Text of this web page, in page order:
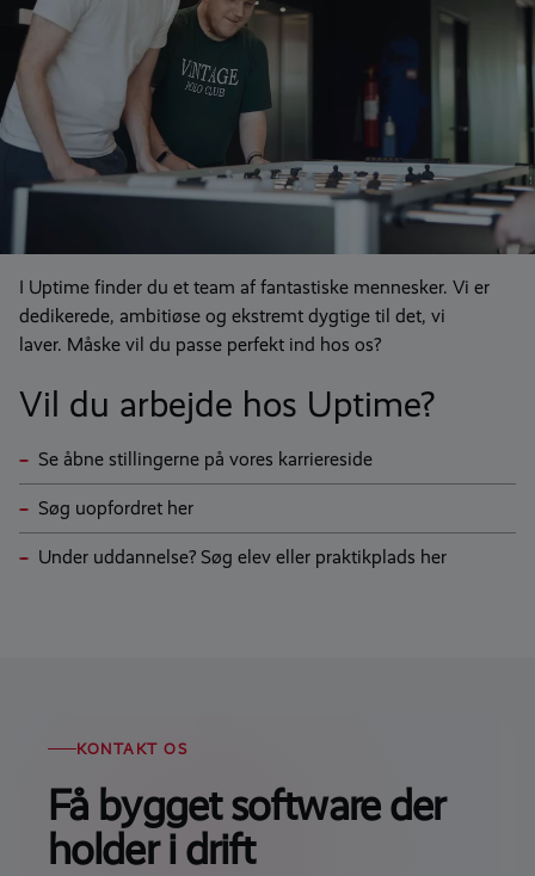
I Uptime finder du et team af fantastiske mennesker. Vi er
dedikerede, ambitiøse og ekstremt dygtige til det, vi
laver. Måske vil du passe perfekt ind hos os?
Vil du arbejde hos Uptime?
Se åbne stillingerne på vores karriereside
Søg uopfordret her
Under uddannelse? Søg elev eller praktikplads her
KONTAKT OS
Få bygget software der
holder i drift